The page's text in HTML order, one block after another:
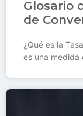
Glosario
de
¿Qué es la
es una medida